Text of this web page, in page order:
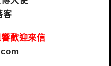
客
歡迎來信